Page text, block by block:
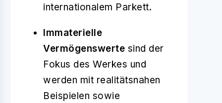
internationalem Parkett.
Immaterielle
Vermögenswerte sind der
Fokus des Werkes und
werden mit realitätsnahen
Beispielen sowie